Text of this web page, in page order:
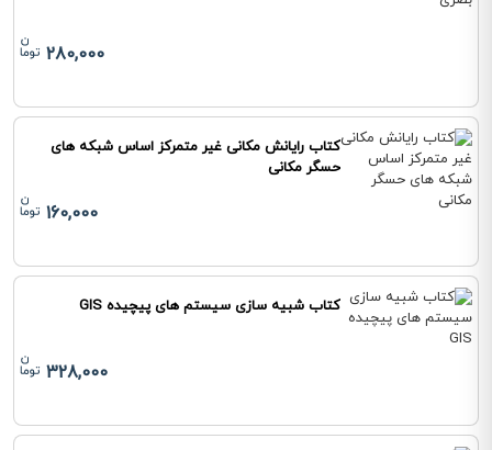
280,000
کتاب رایانش مکانی غیر متمرکز اساس شبکه های
حسگر مکانی
160,000
کتاب شبیه سازی سیستم های پیچیده GIS
328,000